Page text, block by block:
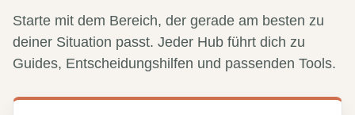
Starte mit dem Bereich, der gerade am besten zu
deiner Situation passt. Jeder Hub führt dich zu
Guides, Entscheidungshilfen und passenden Tools.